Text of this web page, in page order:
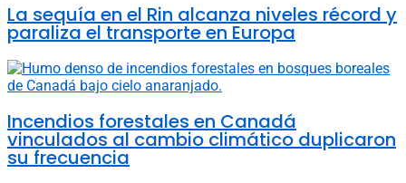
La sequía en el Rin alcanza niveles récord y
paraliza el transporte en Europa
Incendios forestales en Canadá
vinculados al cambio climático duplicaron
su frecuencia